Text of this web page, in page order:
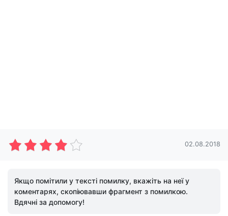
02.08.2018
Якщо помітили у тексті помилку, вкажіть на неї у
коментарях, скопіювавши фрагмент з помилкою.
Вдячні за допомогу!